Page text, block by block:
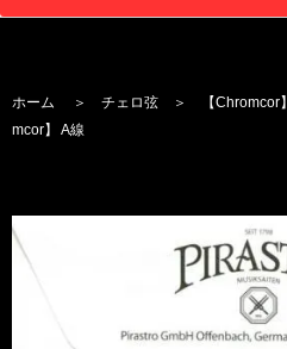
ホーム ＞ チェロ弦 ＞ 【Chromcor】
mcor】 A線